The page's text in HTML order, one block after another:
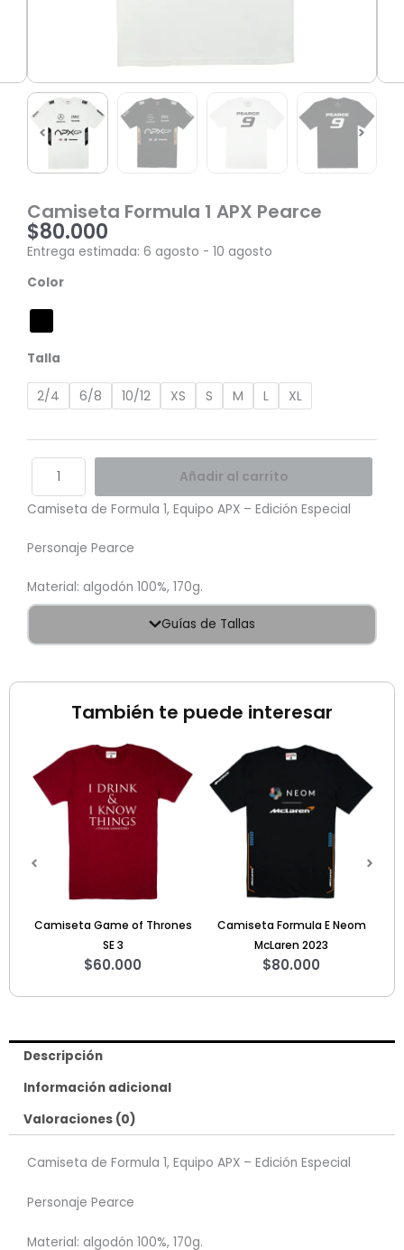
Camiseta Formula 1 APX Pearce
$80.000
Entrega estimada: 6 agosto - 10 agosto
Color
Talla
2/4 6/8 10/12 XS S M L XL
Camiseta
APX
Pearce
Añadir al carrito
Camiseta de Formula 1, Equipo APX – Edición Especial
Personaje Pearce
Material: algodón 100%, 170g.
Guías de Tallas
También te puede interesar
Camiseta Formula E Neom
McLaren 2023
$80.000
Sweater Guardianes de la
Galaxia Vol. 1
$125.000
Descripción
Información adicional
Valoraciones (0)
Camiseta de Formula 1, Equipo APX – Edición Especial
Personaje Pearce
Material: algodón 100%, 170g.